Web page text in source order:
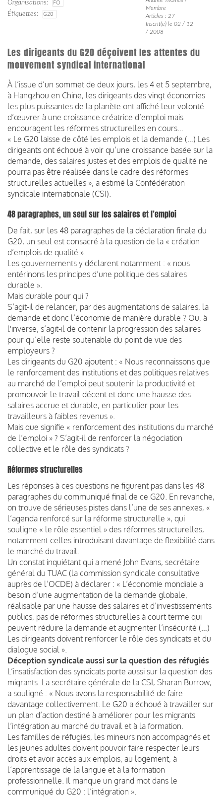
Organisations
FO
Étiquettes
G20
Membre
Articles : 27
Inscrit(e) le 02 / 12
/ 2008
Les dirigeants du G20 déçoivent les attentes du
mouvement syndical international
À l’issue d’un sommet de deux jours, les 4 et 5 septembre,
à Hangzhou en Chine, les dirigeants des vingt économies
les plus puissantes de la planète ont affiché leur volonté
d’œuvrer à une croissance créatrice d’emploi mais
encouragent les réformes structurelles en cours…
« Le G20 laisse de côté les emplois et la demande (…) Les
dirigeants ont échoué à voir qu’une croissance basée sur la
demande, des salaires justes et des emplois de qualité ne
pourra pas être réalisée dans le cadre des réformes
structurelles actuelles », a estimé la Confédération
syndicale internationale (CSI).
48 paragraphes, un seul sur les salaires et l’emploi
De fait, sur les 48 paragraphes de la déclaration finale du
G20, un seul est consacré à la question de la « création
d’emplois de qualité ».
Les gouvernements y déclarent notamment : « nous
entérinons les principes d’une politique des salaires
durable ».
Mais durable pour qui ?
S’agit-il de relancer, par des augmentations de salaires, la
demande et donc l’économie de manière durable ? Ou, à
l'inverse, s’agit-il de contenir la progression des salaires
pour qu’elle reste soutenable du point de vue des
employeurs ?
Les dirigeants du G20 ajoutent : « Nous reconnaissons que
le renforcement des institutions et des politiques relatives
au marché de l’emploi peut soutenir la productivité et
promouvoir le travail décent et donc une hausse des
salaires accrue et durable, en particulier pour les
travailleurs à faibles revenus ».
Mais que signifie « renforcement des institutions du marché
de l’emploi » ? S’agit-il de renforcer la négociation
collective et le rôle des syndicats ?
Réformes structurelles
Les réponses à ces questions ne figurent pas dans les 48
paragraphes du communiqué final de ce G20. En revanche,
on trouve de sérieuses pistes dans l’une de ses annexes, «
l’agenda renforcé sur la réforme structurelle », qui
souligne « le rôle essentiel » des réformes structurelles,
notamment celles introduisant davantage de flexibilité dans
le marché du travail.
Un constat inquiétant qui a mené John Evans, secrétaire
général du TUAC (la commission syndicale consultative
auprès de l’OCDE) à déclarer : « L’économie mondiale a
besoin d’une augmentation de la demande globale,
réalisable par une hausse des salaires et d’investissements
publics, pas de réformes structurelles à court terme qui
peuvent réduire la demande et augmenter l’insécurité (…)
Les dirigeants doivent renforcer le rôle des syndicats et du
dialogue social ».
Déception syndicale aussi sur la question des réfugiés
L’insatisfaction des syndicats porte aussi sur la question des
migrants. La secrétaire générale de la CSI, Sharan Burrow,
a souligné : « Nous avons la responsabilité de faire
davantage collectivement. Le G20 a échoué à travailler sur
un plan d’action destiné à améliorer pour les migrants
l’intégration au marché du travail et à la formation.
Les familles de réfugiés, les mineurs non accompagnés et
les jeunes adultes doivent pouvoir faire respecter leurs
droits et avoir accès aux emplois, au logement, à
l’apprentissage de la langue et à la formation
professionnelle. Il manque un grand mot dans le
communiqué du G20 : l’intégration ».